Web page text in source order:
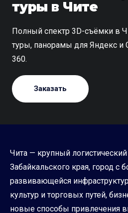
туры в Чите
Полный спектр 3D-съёмки в
туры, панорамы для Яндекс и
360.
Заказать
Чита — крупный
Забайкальского края, город с
развивающейся
культур и торговых путей,
новые способы привлечения